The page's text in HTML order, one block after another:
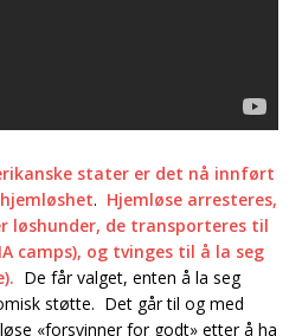
stater er det nå innført
. Hjemløse arresteres,
løshunder, de transporteres til
camps), og tvinges til å la seg
De får valget, enten å la seg
støtte. Det går til og med
«forsvinner for godt» etter å ha